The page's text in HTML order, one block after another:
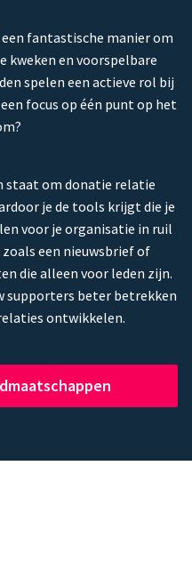
fantastische manier om
kweken en voorspelbare
spelen een actieve rol bij
focus op één punt op het
staat om donatie relatie
je de tools krijgt die je
voor je organisatie in ruil
een nieuwsbrief of
die alleen voor leden zijn.
supporters beter betrekken
ontwikkelen.